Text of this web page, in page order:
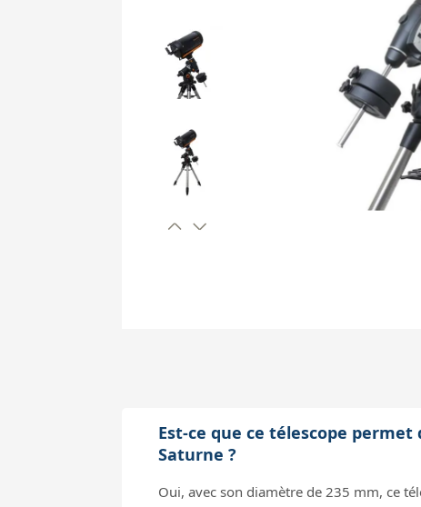
Est-ce que ce télescope
Saturne ?
Oui, avec son diamètre de 235 mm, ce